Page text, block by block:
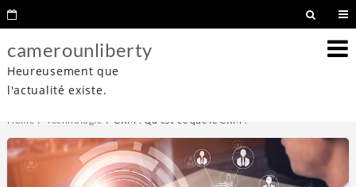
camerounliberty
Heureusement que
l'actualité existe.
Home Technologie CRM : Qu’est-ce que le CRM ?